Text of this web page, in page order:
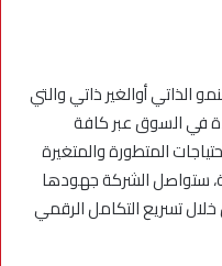
أوالغير ذاتي والتي
في السوق عبر كافة
المتطورة والمتغيرة
ستواصل الشركة جهودها
تسريع التكامل الرقمي